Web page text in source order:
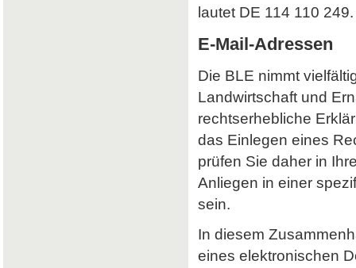
lautet DE 114 110 249.
E-Mail-Adressen
Die BLE nimmt
Landwirtschaft und
rechtserhebliche
das Einlegen eines
prüfen Sie daher in
Anliegen in einer
sein.
In diesem
eines elektronischen